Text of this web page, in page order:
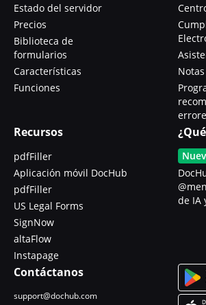
Estado del servidor
Precios
Biblioteca de
formularios
Características
Funciones
Recursos
pdfFiller
Aplicación móvil DocHub
pdfFiller
US Legal Forms
SignNow
altaFlow
Instapage
de IA
Contáctanos
support@dochub.com